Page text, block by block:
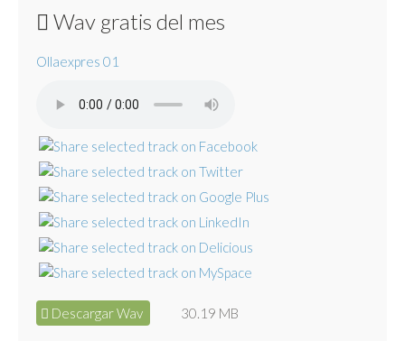
Wav gratis del mes
Ollaexpres 01
Descargar Wav 30.19 MB